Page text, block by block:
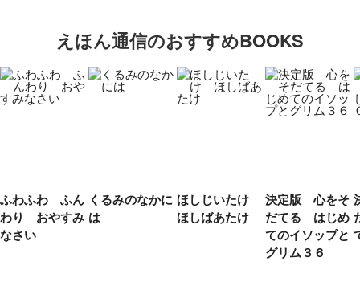
えほん通信のおすすめBOOKS
ふわふわ ふん
わり おやすみ
なさい
くるみのなかに
は
ほしじいたけ
ほしばあたけ
決定版 心をそ
だてる はじめ
てのイソップと
グリム３６